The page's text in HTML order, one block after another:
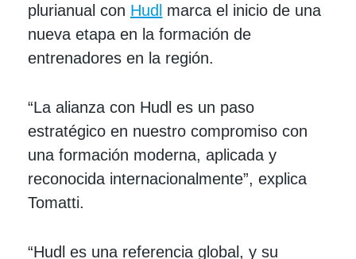
plurianual con Hudl
marca el inicio de una
nueva etapa en la formación de
entrenadores en la región.
“La alianza con Hudl es un paso
estratégico en nuestro compromiso con
una formación moderna, aplicada y
reconocida internacionalmente”, explica
Tomatti.
“Hudl es una referencia global, y su